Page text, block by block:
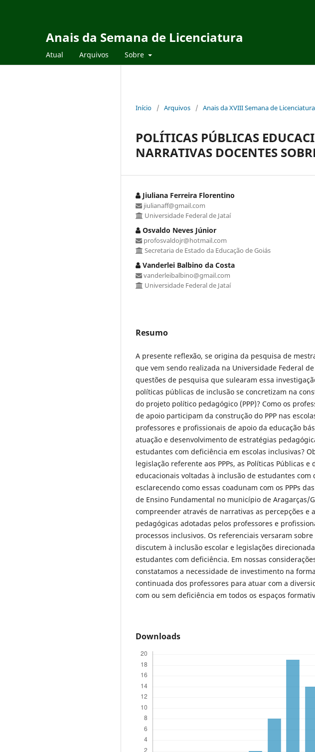
Anais da Semana de Licenciatura
Atual Arquivos Sobre
Início / Arquivos / Anais da XVIII Semana de
POLÍTICAS PÚBLICAS
NARRATIVAS DOCENTES
Jiuliana Ferreira Florentino
jiulianaff@gmail.com
Universidade Federal de Jataí
Osvaldo Neves Júnior
profosvaldojr@hotmail.com
Secretaria de Estado da Educação de Goiás
Vanderlei Balbino da Costa
vanderleibalbino@gmail.com
Universidade Federal de Jataí
Resumo
A presente reflexão, se origina da pesquisa de
que vem sendo realizada na Universidade Federal de
questões de pesquisa que sulearam essa
políticas públicas de inclusão se concretizam na
do projeto político pedagógico (PPP)? Como os
de apoio participam da construção do PPP nas
professores e profissionais de apoio da educação
atuação e desenvolvimento de estratégias
estudantes com deficiência em escolas inclusivas?
legislação referente aos PPPs, as Políticas Públicas e
educacionais voltadas à inclusão de estudantes com
esclarecendo como essas coadunam com os PPPs
de Ensino Fundamental no município de Aragarças/
compreender através de narrativas as percepções e
pedagógicas adotadas pelos professores e
processos inclusivos. Os referenciais versaram
discutem à inclusão escolar e legislações
estudantes com deficiência. Em nossas
constatamos a necessidade de investimento na
continuada dos professores para atuar com a
com ou sem deficiência em todos os espaços
Downloads